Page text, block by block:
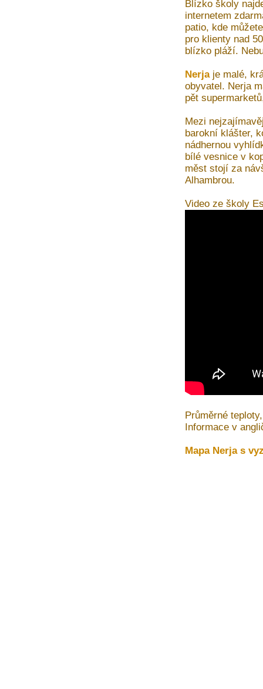
Blízko školy
internetem
patio, kde
pro klienty nad
blízko pláží.
Nerjaje malé,
obyvatel. Nerja
pět
Mezi
barokní klášter,
nádhernou
bílé vesnice v
měst stojí za
Alhambrou.
Video ze školy
Průměrné
Informace v
Mapa Nerja s